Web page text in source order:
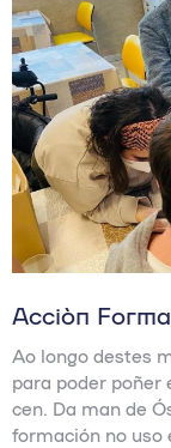
Acción
Ao longo destes
para poder poñer
cen. Da man de
formación no uso